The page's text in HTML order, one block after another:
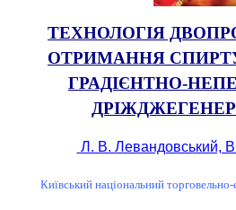
ТЕХНОЛОГІЯ
ОТРИМАННЯ
ГРАДІЄНТНО-
Л. В. Левандовський,
Київський національний